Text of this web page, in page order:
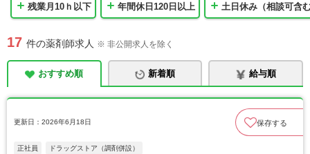
残業月10ｈ以下 年間休日120日以上 土日休み（相談可含
17 件の薬剤師求人 ※ 非公開求人を除く
おすすめ順 新着順 給与順
更新日：2026年6月18日 保存する
正社員 ドラッグストア（調剤併設）